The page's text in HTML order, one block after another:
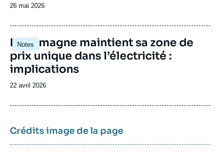
Date
publication
26 mai 2026
Notes
Image
principale
L’Allemagne maintient sa zone de
prix unique dans l’électricité :
implications
Date
publication
22 avril 2026
Crédits image de la page